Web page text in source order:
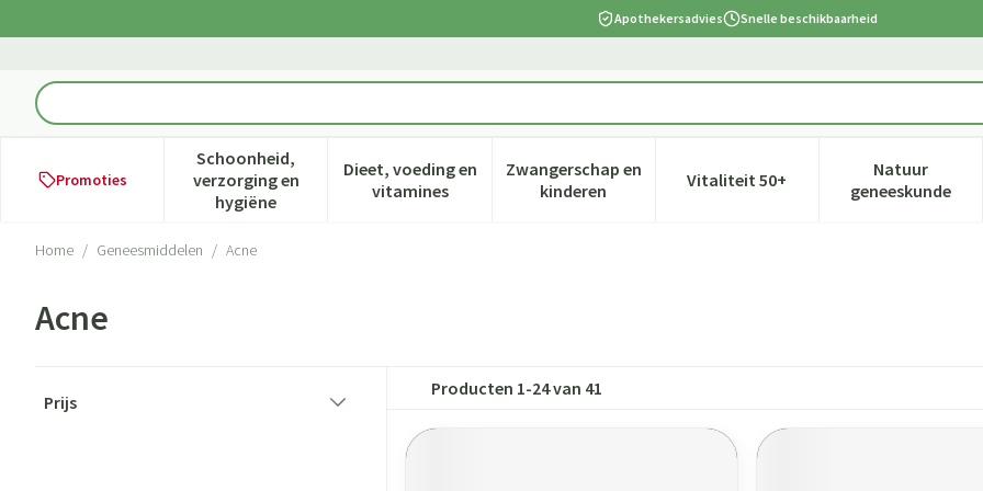
Apothekersadvies Snelle beschikbaarheid
Product, merk, categorie...
Promoties
Schoonheid,
verzorging en
hygiëne
Toon submenu voor Schoonheid, verzorging en hygiëne categorie
Dieet, voeding en
vitaminesToon submenu voor Dieet, voeding en vitamines categorie
Zwangerschap en
kinderenToon submenu voor Zwangerschap en kinderen
Vitaliteit 50+Toon submenu voor Vitaliteit
Natuur
geneeskunde
Toon
Home / Geneesmiddelen / Acne
Acne
Prijs
Producten 1-24van 41